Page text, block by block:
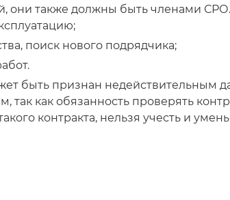
они также должны быть членами
поиск нового подрядчика;
быть признан
как обязанность проверять
контракта, нельзя учесть и